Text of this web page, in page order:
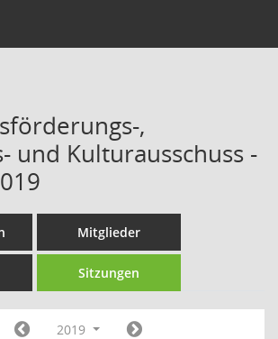
,
und Kulturausschuss -
Mitglieder
Sitzungen
2019